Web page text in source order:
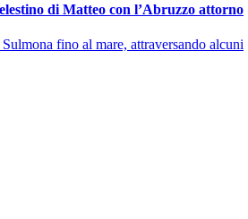
di Matteo con l’Abruzzo attorno
fino al mare, attraversando alcuni